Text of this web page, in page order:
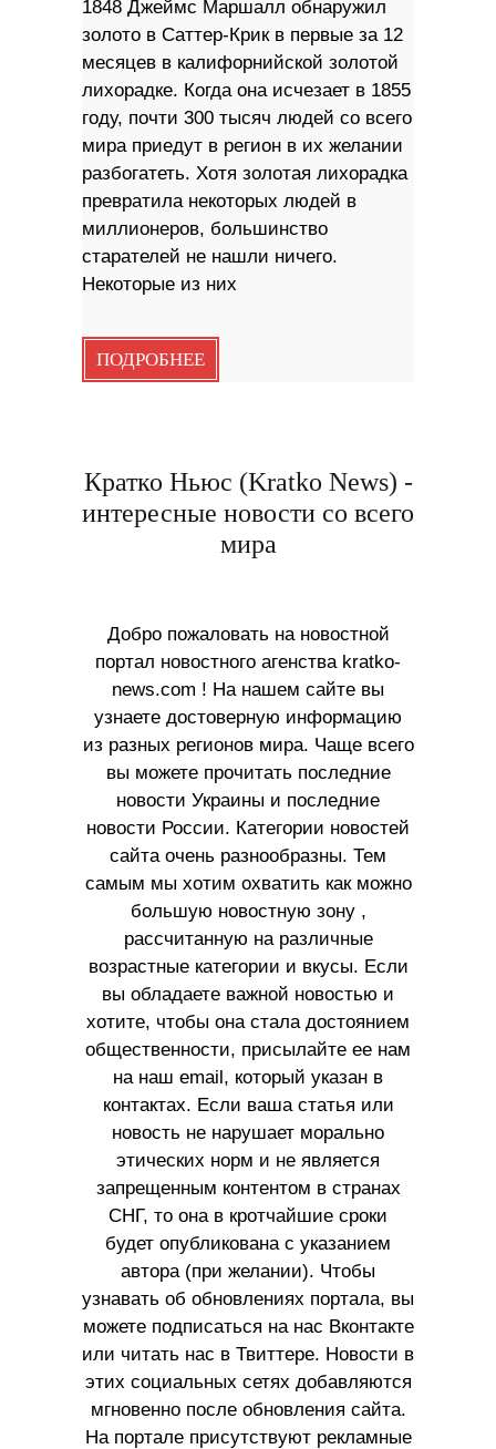
1848 Джеймс Маршалл обнаружил
золото в Саттер-Крик в первые за 12
месяцев в калифорнийской золотой
лихорадке. Когда она исчезает в 1855
году, почти 300 тысяч людей со всего
мира приедут в регион в их желании
разбогатеть. Хотя золотая лихорадка
превратила некоторых людей в
миллионеров, большинство
старателей не нашли ничего.
Некоторые из них
ПОДРОБНЕЕ
Кратко Ньюс (Kratko News) -
интересные новости со всего
мира
Добро пожаловать на новостной
портал новостного агенства kratko-
news.com ! На нашем сайте вы
узнаете достоверную информацию
из разных регионов мира. Чаще всего
вы можете прочитать последние
новости Украины и последние
новости России. Категории новостей
сайта очень разнообразны. Тем
самым мы хотим охватить как можно
большую новостную зону ,
рассчитанную на различные
возрастные категории и вкусы. Если
вы обладаете важной новостью и
хотите, чтобы она стала достоянием
общественности, присылайте ее нам
на наш email, который указан в
контактах. Если ваша статья или
новость не нарушает морально
этических норм и не является
запрещенным контентом в странах
СНГ, то она в кротчайшие сроки
будет опубликована с указанием
автора (при желании). Чтобы
узнавать об обновлениях портала, вы
можете подписаться на нас Вконтакте
или читать нас в Твиттере. Новости в
этих социальных сетях добавляются
мгновенно после обновления сайта.
На портале присутствуют рекламные